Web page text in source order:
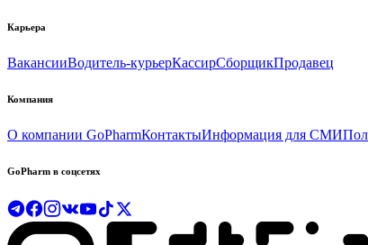
Карьера
ВакансииВодитель-курьерКассирСборщикПродавец
Компания
О компании GoPharmКонтактыИнформация для СМИ
GoPharm в соцсетях